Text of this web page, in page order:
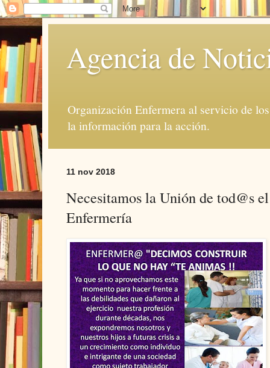
Agencia de
Organización Enfermera al servicio de
la información para la acción.
11 nov 2018
Necesitamos la Unión de tod@s
Enfermería